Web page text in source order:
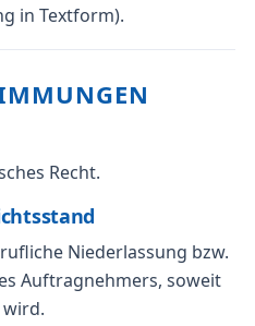
in Textform).
Recht.
Niederlassung bzw.
Auftragnehmers, soweit